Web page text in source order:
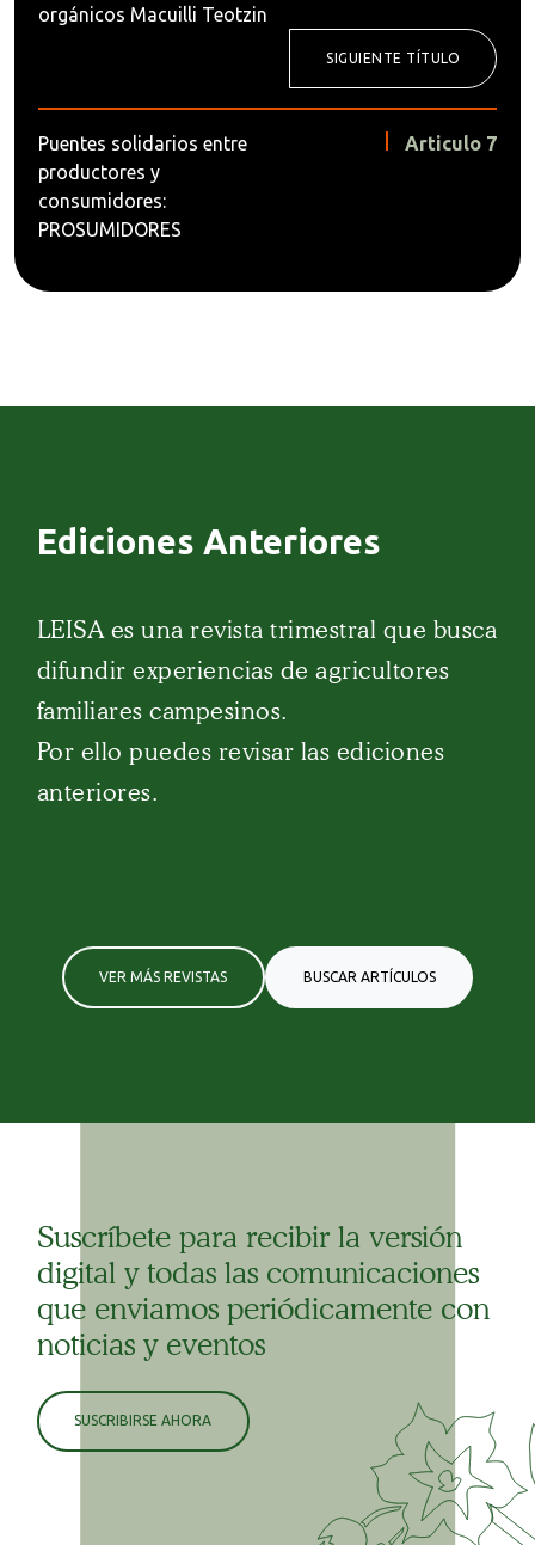
orgánicos Macuilli Teotzin
SIGUIENTE TÍTULO
Puentes solidarios entre
productores y
consumidores:
PROSUMIDORES
Articulo 7
Ediciones Anteriores
LEISA es una revista trimestral que busca
difundir experiencias de agricultores
familiares campesinos.
Por ello puedes revisar las ediciones
anteriores.
VER MÁS REVISTAS BUSCAR ARTÍCULOS
Suscríbete para recibir la versión
digital y todas las comunicaciones
que enviamos periódicamente con
noticias y eventos
SUSCRIBIRSE AHORA